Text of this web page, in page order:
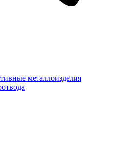
металлоизделия